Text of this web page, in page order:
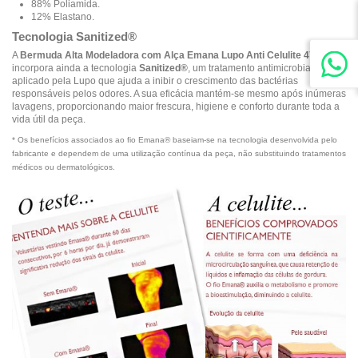
88% Poliamida.
12% Elastano.
Tecnologia Sanitized®
ABermuda Alta Modeladora com Alça Emana Lupo Anti Celulite 47070
incorpora ainda a tecnologia Sanitized® , um tratamento antimicrobiano
aplicado pela Lupo que ajuda a inibir o crescimento das bactérias
responsáveis pelos odores. A sua eficácia mantém-se mesmo após inúmeras
lavagens, proporcionando maior frescura, higiene e conforto durante toda a
vida útil da peça.
* Os benefícios associados ao fio Emana® baseiam-se na tecnologia desenvolvida pelo
fabricante e dependem de uma utilização contínua da peça, não substituindo tratamentos
médicos ou dermatológicos.